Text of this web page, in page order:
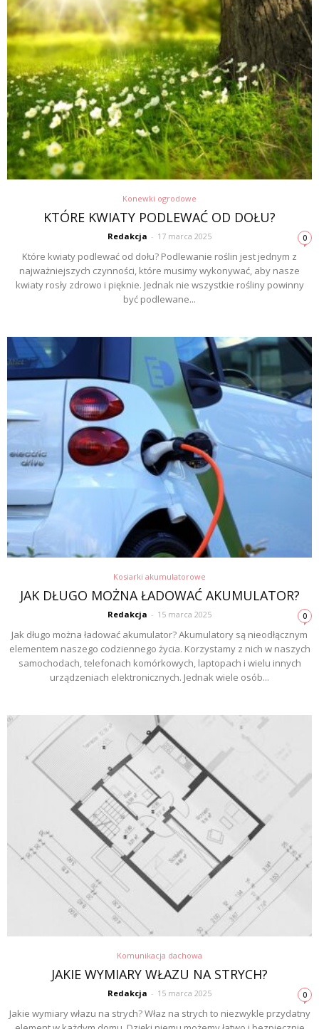
Konewki ogrodowe
KTÓRE KWIATY PODLEWAĆ OD DOŁU?
Redakcja - 17 marca 2025 0
Które kwiaty podlewać od dołu? Podlewanie roślin jest jednym z
najważniejszych czynności, które musimy wykonywać, aby nasze
kwiaty rosły zdrowo i pięknie. Jednak nie wszystkie rośliny powinny
być podlewane...
Kosiarki akumulatorowe
JAK DŁUGO MOŻNA ŁADOWAĆ AKUMULATOR?
Redakcja - 15 marca 2025 0
Jak długo można ładować akumulator? Akumulatory są nieodłącznym
elementem naszego codziennego życia. Korzystamy z nich w naszych
samochodach, telefonach komórkowych, laptopach i wielu innych
urządzeniach elektronicznych. Jednak wiele osób...
Komunikacja dachowa
JAKIE WYMIARY WŁAZU NA STRYCH?
Redakcja - 15 marca 2025 0
Jakie wymiary włazu na strych? Właz na strych to niezwykle przydatny